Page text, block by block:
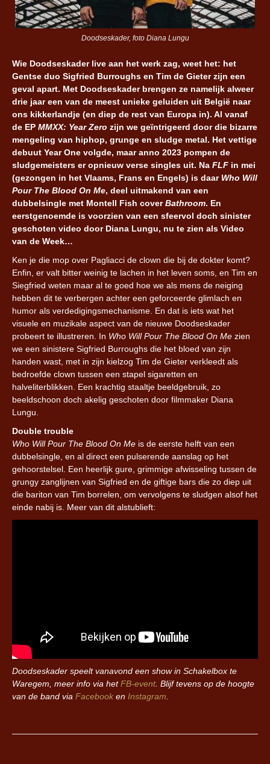
Doodseskader, foto Diana Lungu
Wie Doodseskader live aan het werk zag, weet het: het
Gentse duo Sigfried Burroughs en Tim de Gieter zijn een
geval apart. Met Doodseskader brengen ze namelijk alweer
drie jaar een van de meest unieke geluiden uit België naar
ons kikkerlandje (en diep de rest van Europa in). Al vanaf
de EP MMXX: Year Zero zijn we geïntrigeerd door die bizarre
mengeling van hiphop, grunge en sludge metal. Het vettige
debuut Year One volgde, maar anno 2023 pompen de
sludgemeisters er opnieuw verse singles uit. Na FLF in mei
(gezongen in het Vlaams, Frans en Engels) is daar Who Will
Pour The Blood On Me, deel uitmakend van een
dubbelsingle met Montell Fish coverBathroom. En
eerstgenoemde is voorzien van een sfeervol doch sinister
geschoten video door Diana Lungu, nu te zien als Video
van de Week…
Ken je die mop over Pagliacci de clown die bij de dokter komt?
Enfin, er valt bitter weinig te lachen in het leven soms, en Tim en
Siegfried weten maar al te goed hoe we als mens de neiging
hebben dit te verbergen achter een geforceerde glimlach en
humor als verdedigingsmechanisme. En dat is iets wat het
visuele en muzikale aspect van de nieuwe Doodseskader
probeert te illustreren. In Who Will Pour The Blood On Me zien
we een sinistere Sigfried Burroughs die het bloed van zijn
handen wast, met in zijn kielzog Tim de Gieter verkleedt als
bedroefde clown tussen een stapel sigaretten en
halveliterblikken. Een krachtig staaltje beeldgebruik, zo
beeldschoon doch akelig geschoten door filmmaker Diana
Lungu.
Double trouble
Who Will Pour The Blood On Me is de eerste helft van een
dubbelsingle, en al direct een pulserende aanslag op het
gehoorstelsel. Een heerlijk gure, grimmige afwisseling tussen de
grungy zanglijnen van Sigfried en de giftige bars die zo diep uit
die bariton van Tim borrelen, om vervolgens te sludgen alsof het
einde nabij is. Meer van dit alstublieft:
Doodseskader speelt vanavond een show in Schakelbox te
Waregem, meer info via hetFB-event. Blijf tevens op de hoogte
van de band via Facebook en Instagram